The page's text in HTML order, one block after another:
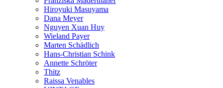
Hiroyuki Masuyama
Dana Meyer
Nguyen Xuan Huy
Wieland Payer
Marten Schädlich
Hans-Christian Schink
Annette Schröter
Thitz
Raissa Venables